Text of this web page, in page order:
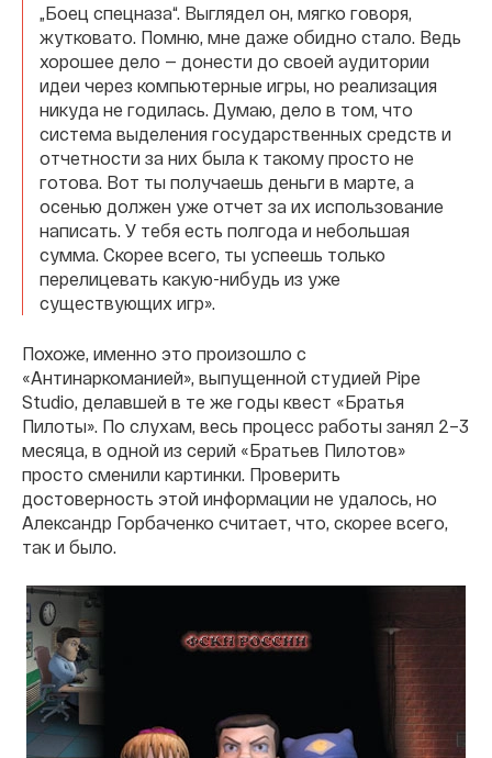
„Боец спецназа“. Выглядел он, мягко говоря,
жутковато. Помню, мне даже обидно стало. Ведь
хорошее дело — донести до своей аудитории
идеи через компьютерные игры, но реализация
никуда не годилась. Думаю, дело в том, что
система выделения государственных средств и
отчетности за них была к такому просто не
готова. Вот ты получаешь деньги в марте, а
осенью должен уже отчет за их использование
написать. У тебя есть полгода и небольшая
сумма. Скорее всего, ты успеешь только
перелицевать какую-нибудь из уже
существующих игр».
Похоже, именно это произошло с
«Антинаркоманией», выпущенной студией Pipe
Studio, делавшей в те же годы квест «Братья
Пилоты». По слухам, весь процесс работы занял 2–3
месяца, в одной из серий «Братьев Пилотов»
просто сменили картинки. Проверить
достоверность этой информации не удалось, но
Александр Горбаченко считает, что, скорее всего,
так и было.